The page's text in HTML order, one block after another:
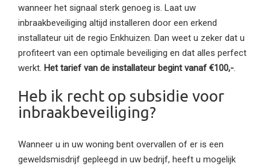
wanneer het signaal sterk genoeg is. Laat uw
inbraakbeveiliging altijd installeren door een erkend
installateur uit de regio Enkhuizen. Dan weet u zeker dat u
profiteert van een optimale beveiliging en dat alles perfect
werkt. Het tarief van de installateur begint vanaf €100,-.
Heb ik recht op subsidie voor
inbraakbeveiliging?
Wanneer u in uw woning bent overvallen of er is een
geweldsmisdrijf gepleegd in uw bedrijf, heeft u mogelijk